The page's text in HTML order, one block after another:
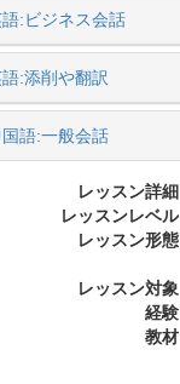
:ビジネス会話
:添削や翻訳
語:一般会話
レッスン詳細
レッスンレベル
レッスン形態
レッスン対象
経験
教材